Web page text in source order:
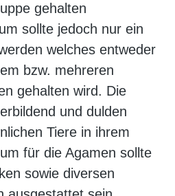
gehalten
sollte jedoch nur ein
welches entweder
bzw. mehreren
gehalten wird. Die
und dulden
Tiere in ihrem
für die Agamen sollte
sowie diversen